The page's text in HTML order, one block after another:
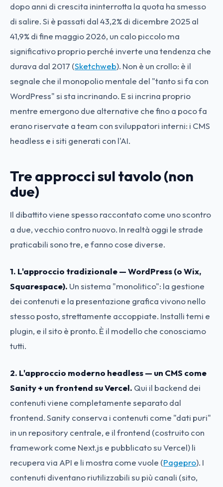
dopo anni di crescita ininterrotta la quota ha smesso
di salire. Si è passati dal 43,2% di dicembre 2025 al
41,9% di fine maggio 2026, un calo piccolo ma
significativo proprio perché inverte una tendenza che
durava dal 2017 (Sketchweb). Non è un crollo: è il
segnale che il monopolio mentale del "tanto si fa con
WordPress" si sta incrinando. E si incrina proprio
mentre emergono due alternative che fino a poco fa
erano riservate a team con sviluppatori interni: i CMS
headless e i siti generati con l'AI.
Tre approcci sul tavolo (non
due)
Il dibattito viene spesso raccontato come uno scontro
a due, vecchio contro nuovo. In realtà oggi le strade
praticabili sono tre, e fanno cose diverse.
1. L'approccio tradizionale — WordPress (o Wix,
Squarespace). Un sistema "monolitico": la gestione
dei contenuti e la presentazione grafica vivono nello
stesso posto, strettamente accoppiate. Installi temi e
plugin, e il sito è pronto. È il modello che conosciamo
tutti.
2. L'approccio moderno headless — un CMS come
Sanity + un frontend su Vercel. Qui il backend dei
contenuti viene completamente separato dal
frontend. Sanity conserva i contenuti come "dati puri"
in un repository centrale, e il frontend (costruito con
framework come Next.js e pubblicato su Vercel) li
recupera via API e li mostra come vuole (Pagepro). I
contenuti diventano riutilizzabili su più canali (sito,